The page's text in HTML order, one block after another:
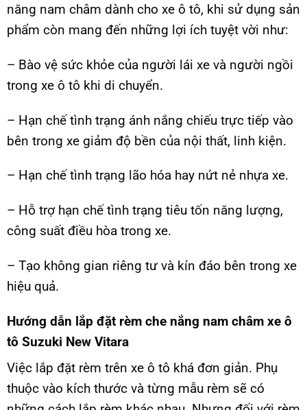
năng nam châm dành cho xe ô tô, khi sử dụng sản
phẩm còn mang đến những lợi ích tuyệt vời như:
– Bào vệ sức khỏe của người lái xe và người ngồi
trong xe ô tô khi di chuyển.
– Hạn chế tình trạng ánh nắng chiếu trực tiếp vào
bên trong xe giảm độ bền của nội thất, linh kiện.
– Hạn chế tình trạng lão hóa hay nứt nẻ nhựa xe.
– Hỗ trợ hạn chế tình trạng tiêu tốn năng lượng,
công suất điều hòa trong xe.
– Tạo không gian riêng tư và kín đáo bên trong xe
hiệu quả.
Hướng dẫn lắp đặt rèm che nắng nam châm xe ô
tô Suzuki New Vitara
Việc lắp đặt rèm trên xe ô tô khá đơn giản. Phụ
thuộc vào kích thước và từng mẫu rèm sẽ có